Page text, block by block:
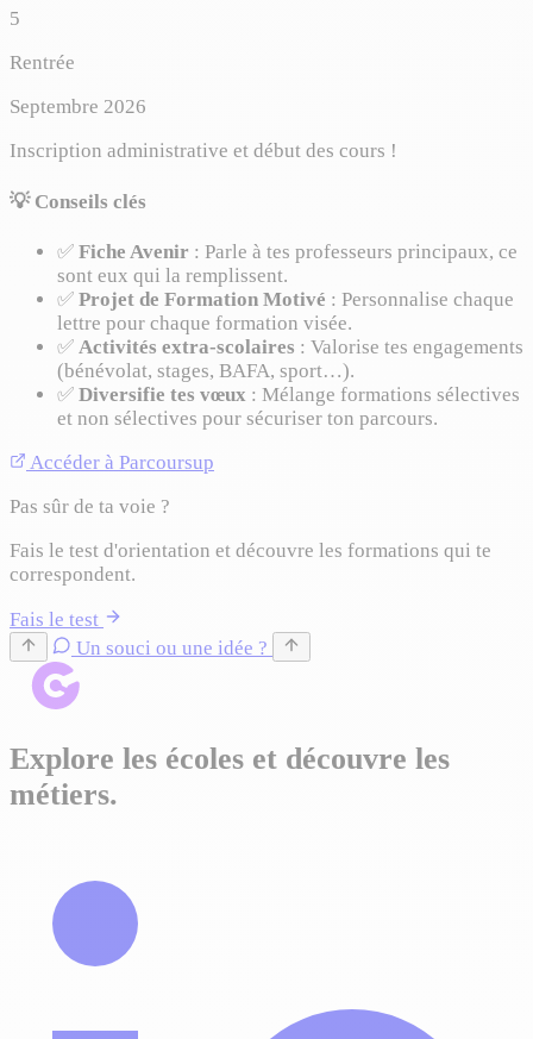
5
Rentrée
Septembre 2026
Inscription administrative et début des cours !
💡 Conseils clés
✅ Fiche Avenir : Parle à tes professeurs principaux, ce
sont eux qui la remplissent.
✅ Projet de Formation Motivé : Personnalise chaque
lettre pour chaque formation visée.
✅ Activités extra-scolaires : Valorise tes engagements
(bénévolat, stages, BAFA, sport…).
✅ Diversifie tes vœux : Mélange formations sélectives
et non sélectives pour sécuriser ton parcours.
Accéder à Parcoursup
Pas sûr de ta voie ?
Fais le test d'orientation et découvre les formations qui te
correspondent.
Fais le test
Un souci ou une idée ?
Explore les écoles et découvre les
métiers.